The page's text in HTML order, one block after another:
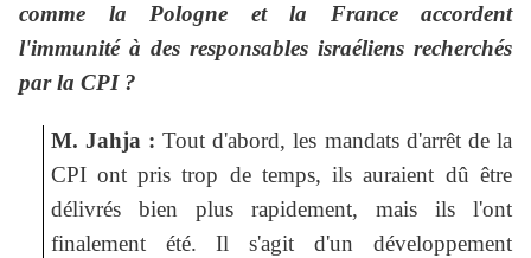
comme la Pologne et la France accordent
l'immunité à des responsables israéliens recherchés
par la CPI ?
M. Jahja : Tout d'abord, les mandats d'arrêt de la
CPI ont pris trop de temps, ils auraient dû être
délivrés bien plus rapidement, mais ils l'ont
finalement été. Il s'agit d'un développement